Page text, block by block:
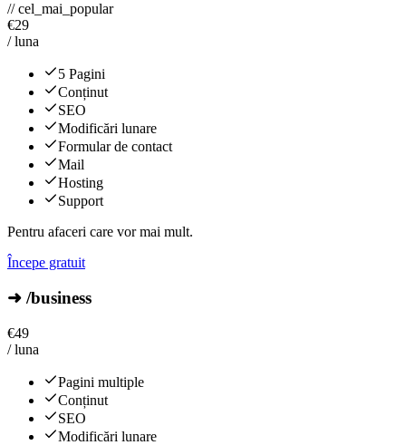
// cel_mai_popular
€29
/ luna
5 Pagini
Conținut
SEO
Modificări lunare
Formular de contact
Mail
Hosting
Support
Pentru afaceri care vor mai mult.
Începe gratuit
➜ /business
€49
/ luna
Pagini multiple
Conținut
SEO
Modificări lunare